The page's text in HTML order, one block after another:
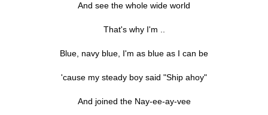
And see the whole wide world
That's why I'm ..
Blue, navy blue, I'm as blue as I can be
'cause my steady boy said "Ship ahoy"
And joined the Nay-ee-ay-vee